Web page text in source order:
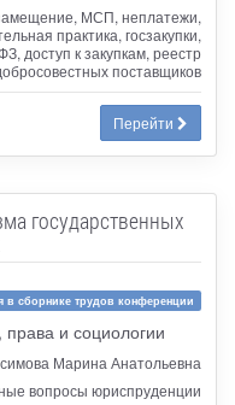
МСП, неплатежи,
практика, госзакупки,
доступ к закупкам, реестр
поставщиков
Перейти
государственных
в сборнике трудов конференции
и социологии
Марина Анатольевна
вопросы юриспруденции